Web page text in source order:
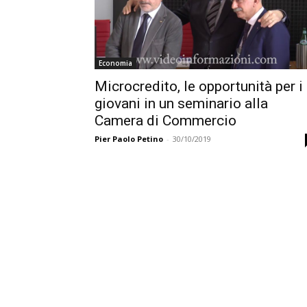
Economia
Microcredito, le opportunità per i
giovani in un seminario alla
Camera di Commercio
Pier Paolo Petino - 30/10/2019